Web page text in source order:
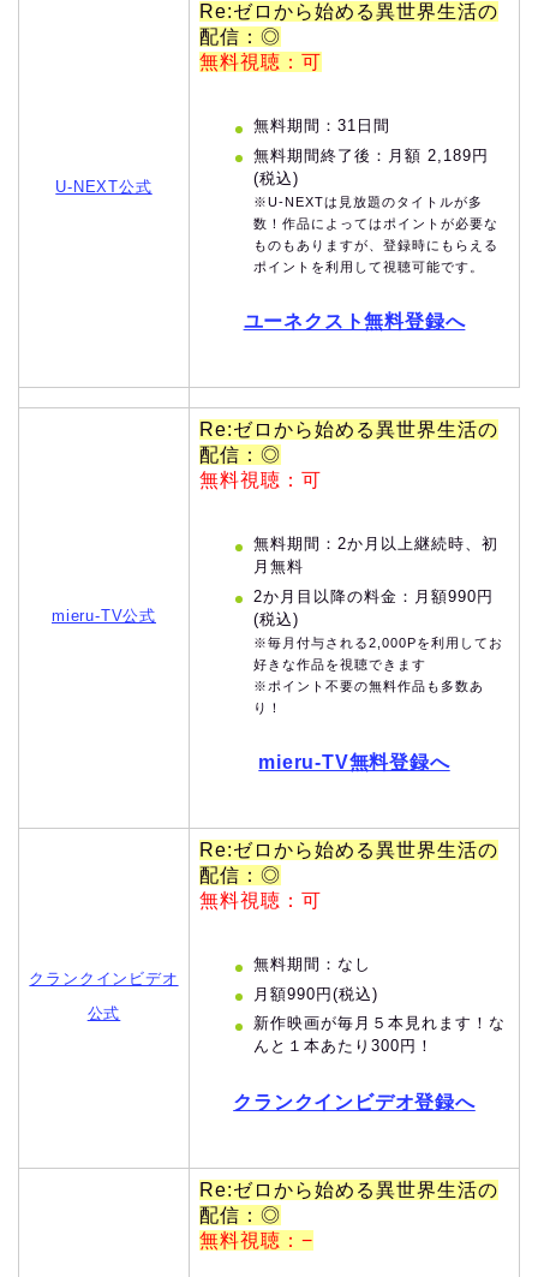
U-NEXT公式
Re:ゼロから始める異世界生活の
配信：◎
無料視聴：可
無料期間：31日間
無料期間終了後：月額 2,189円
(税込)
※U-NEXTは見放題のタイトルが多
数！作品によってはポイントが必要な
ものもありますが、登録時にもらえる
ポイントを利用して視聴可能です。
ユーネクスト無料登録へ
mieru-TV公式
Re:ゼロから始める異世界生活の
配信：◎
無料視聴：可
無料期間：2か月以上継続時、初
月無料
2か月目以降の料金：月額990円
(税込)
※毎月付与される2,000Pを利用してお
好きな作品を視聴できます
※ポイント不要の無料作品も多数あ
り！
mieru-TV無料登録へ
クランクインビデオ
公式
Re:ゼロから始める異世界生活の
配信：◎
無料視聴：可
無料期間：なし
月額990円(税込)
新作映画が毎月５本見れます！な
んと１本あたり300円！
クランクインビデオ登録へ
Re:ゼロから始める異世界生活の
配信：◎
無料視聴：−